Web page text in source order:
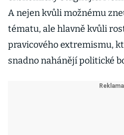
A nejen kvůli možnému
tématu, ale hlavně kvůli
pravicového extremismu,
snadno nahánějí politické